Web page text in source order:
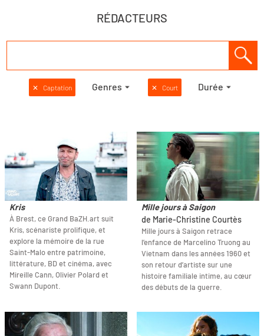
RÉDACTEURS
✕ Captation Genres ✕ Court Durée
Kris
À Brest, ce Grand BaZH.art suit
Kris, scénariste prolifique, et
explore la mémoire de la rue
Saint-Malo entre patrimoine,
littérature, BD et cinéma, avec
Mireille Cann, Olivier Polard et
Swann Dupont.
Mille jours à Saigon
de Marie-Christine Courtès
Mille jours à Saigon retrace
l’enfance de Marcelino Truong au
Vietnam dans les années 1960 et
son retour d’artiste sur une
histoire familiale intime, au cœur
des débuts de la guerre.